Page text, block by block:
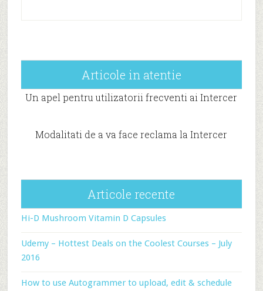
Articole in atentie
Un apel pentru utilizatorii frecventi ai Intercer
Modalitati de a va face reclama la Intercer
Articole recente
Hi-D Mushroom Vitamin D Capsules
Udemy – Hottest Deals on the Coolest Courses – July
2016
How to use Autogrammer to upload, edit & schedule